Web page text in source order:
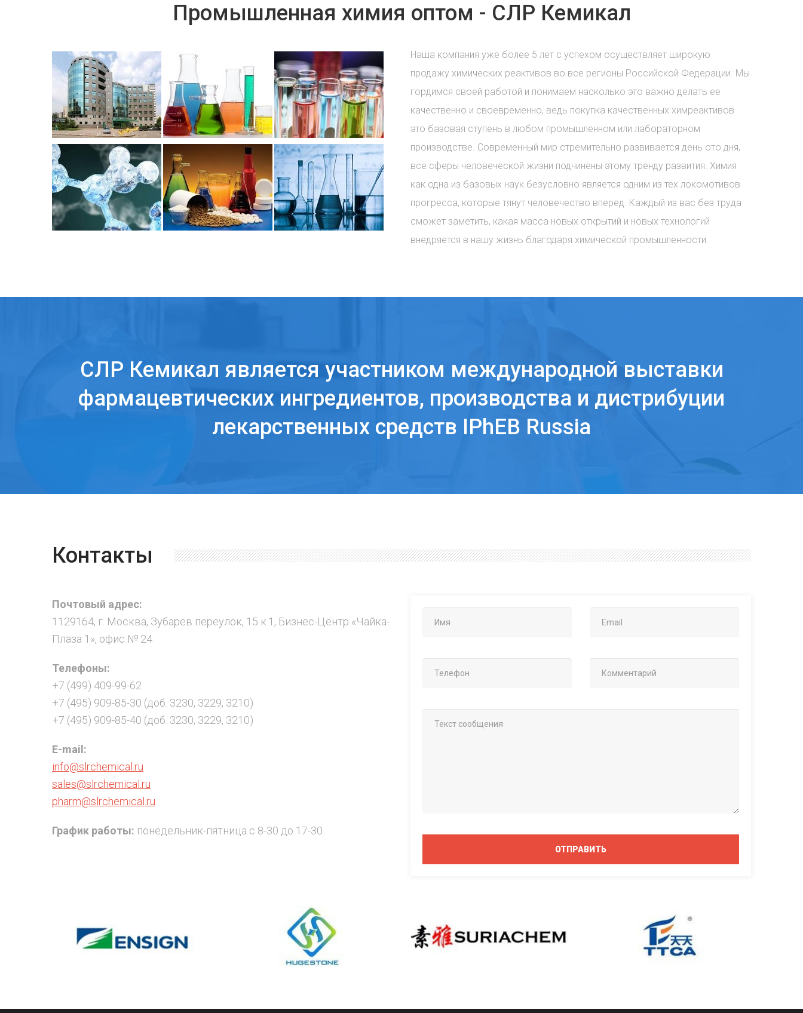
Промышленная химия оптом - СЛР Кемикал
Наша компания уже более 5 лет с успехом осуществляет широкую
продажу химических реактивов во все регионы Российской Федерации. Мы
гордимся своей работой и понимаем насколько это важно делать ее
качественно и своевременно, ведь покупка качественных химреактивов
это базовая ступень в любом промышленном или лабораторном
производстве. Современный мир стремительно развивается день ото дня,
все сферы человеческой жизни подчинены этому тренду развития. Химия
как одна из базовых наук безусловно является одним из тех локомотивов
прогресса, которые тянут человечество вперед. Каждый из вас без труда
сможет заметить, какая масса новых открытий и новых технологий
внедряется в нашу жизнь благодаря химической промышленности.
СЛР Кемикал является участником международной выставки
фармацевтических ингредиентов, производства и дистрибуции
лекарственных средств IPhEB Russia
Контакты
Почтовый адрес:
1129164, г. Москва, Зубарев переулок, 15 к.1, Бизнес-Центр «Чайка-
Плаза 1», офис № 24
Телефоны:
+7 (499) 409-99-62
+7 (495) 909-85-30 (доб. 3230, 3229, 3210)
+7 (495) 909-85-40 (доб. 3230, 3229, 3210)
E-mail:
info@slrchemical.ru
sales@slrchemical.ru
pharm@slrchemical.ru
График работы: понедельник-пятница с 8-30 до 17-30
ОТПРАВИТЬ